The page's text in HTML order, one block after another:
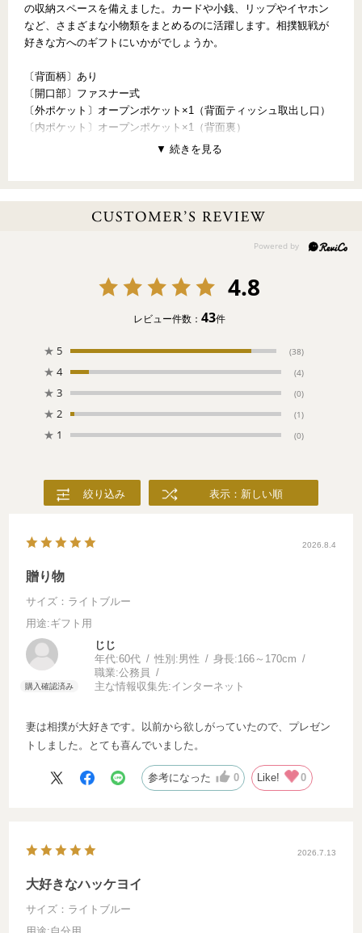
の収納スペースを備えました。カードや小銭、リップやイヤホン
など、さまざまな小物類をまとめるのに活躍します。相撲観戦が
好きな方へのギフトにいかがでしょうか。
〔背面柄〕あり
〔開口部〕ファスナー式
〔外ポケット〕オープンポケット×1（背面ティッシュ取出し口）
〔内ポケット〕オープンポケット×1（背面裏）
カラフルな化粧まわしをつけて土俵入りする横綱。立ち合い前に
司は軍配を持って中央に。お客さんは座布団から腰を浮かせ、会
4.8
レビュー件数： 43件
★ 5 (38)
★ 4 (4)
★ 3 (0)
★ 2 (1)
★ 1 (0)
絞り込み 表示：新しい順
2026.8.4
贈り物
サイズ：ライトブルー
用途:ギフト用
じじ
年代:60代 性別:男性 身長:166～170cm
職業:公務員
主な情報収集先:インターネット
妻は相撲が大好きです。以前から欲しがっていたので、プレゼン
トしました。とても喜んでいました。
参考になった 0 Like! 0
2026.7.13
大好きなハッケヨイ
サイズ：ライトブルー